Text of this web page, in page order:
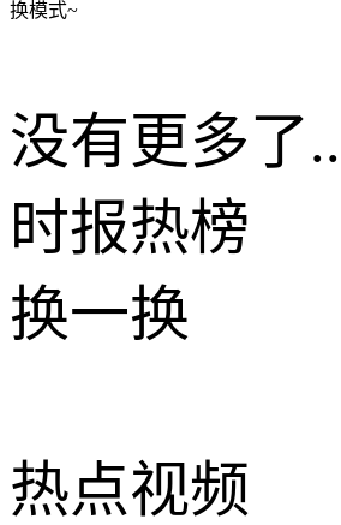
换模式~
没有更多了
时报热榜
换一换
热点视频